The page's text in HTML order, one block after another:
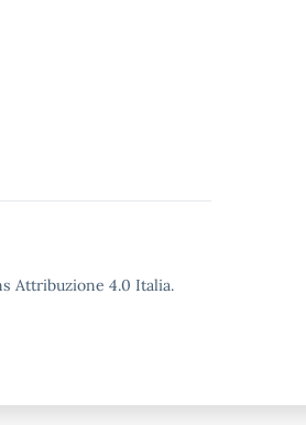
Attribuzione 4.0 Italia.